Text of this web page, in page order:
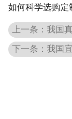
如何科学选购定
上一条：我国
下一条：我国